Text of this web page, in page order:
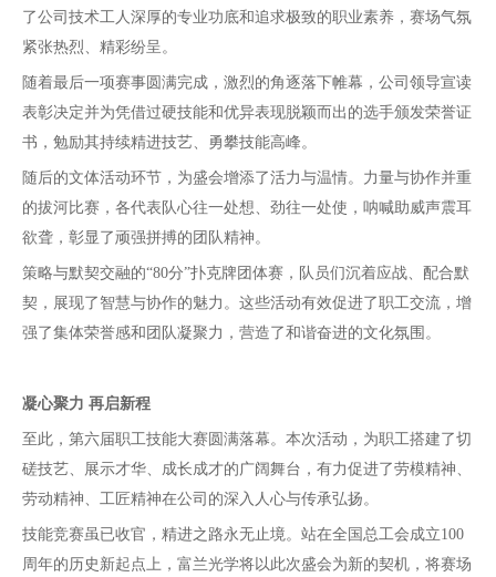
了公司技术工人深厚的专业功底和追求极致的职业素养，赛场气氛
紧张热烈、精彩纷呈。
随着最后一项赛事圆满完成，激烈的角逐落下帷幕，公司领导宣读
表彰决定并为凭借过硬技能和优异表现脱颖而出的选手颁发荣誉证
书，勉励其持续精进技艺、勇攀技能高峰。
随后的文体活动环节，为盛会增添了活力与温情。力量与协作并重
的拔河比赛，各代表队心往一处想、劲往一处使，呐喊助威声震耳
欲聋，彰显了顽强拼搏的团队精神。
策略与默契交融的“80分”扑克牌团体赛，队员们沉着应战、配合默
契，展现了智慧与协作的魅力。这些活动有效促进了职工交流，增
强了集体荣誉感和团队凝聚力，营造了和谐奋进的文化氛围。
凝心聚力 再启新程
至此，第六届职工技能大赛圆满落幕。本次活动，为职工搭建了切
磋技艺、展示才华、成长成才的广阔舞台，有力促进了劳模精神、
劳动精神、工匠精神在公司的深入人心与传承弘扬。
技能竞赛虽已收官，精进之路永无止境。站在全国总工会成立100
周年的历史新起点上，富兰光学将以此次盛会为新的契机，将赛场